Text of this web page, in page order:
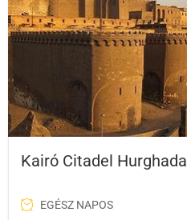
Kairó Citadel Hurghada
EGÉSZ NAPOS